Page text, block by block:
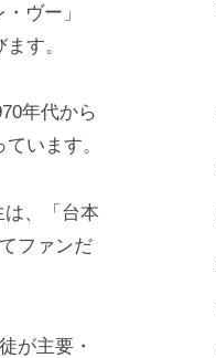
ヴー」
す。
年代から
います。
、「台本
ファンだ
が主要・